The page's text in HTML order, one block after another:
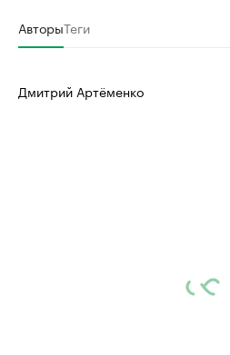
АвторыТеги
Дмитрий Артёменко